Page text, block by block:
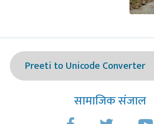
Preeti to Unicode Converter
सामाजिक संजाल